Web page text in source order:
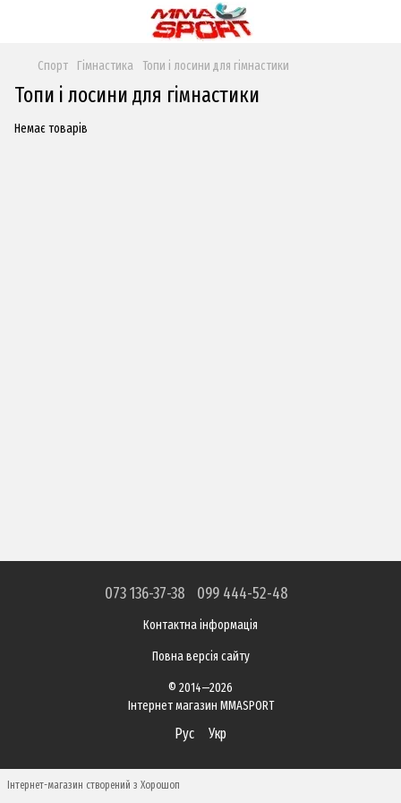
Спорт Гімнастика Топи і лосини для гімнастики
Топи і лосини для гімнастики
Немає товарів
073 136-37-38 099 444-52-48
Контактна інформація
Повна версія сайту
© 2014—2026
Інтернет магазин MMASPORT
Рус Укр
Інтернет-магазин створений з Хорошоп